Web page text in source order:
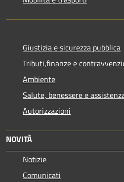
Giustizia e sicurezza pubblica
Tributi,finanze e
Ambiente
Salute, benessere e
Autorizzazioni
NOVITÀ
Notizie
Comunicati